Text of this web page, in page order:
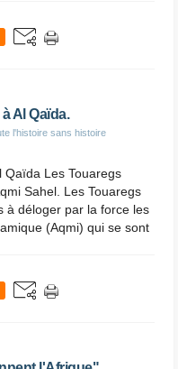
Al Qaïda.
l'histoire sans histoire
Qaïda Les Touaregs
Sahel. Les Touaregs
à déloger par la force les
(Aqmi) qui se sont